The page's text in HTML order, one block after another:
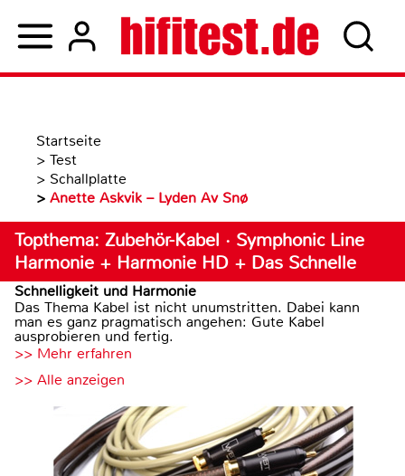
Startseite
> Test
> Schallplatte
> Anette Askvik – Lyden Av Snø
Topthema: Zubehör-Kabel · Symphonic Line
Harmonie + Harmonie HD + Das Schnelle
Schnelligkeit und Harmonie
Das Thema Kabel ist nicht unumstritten. Dabei kann
man es ganz pragmatisch angehen: Gute Kabel
ausprobieren und fertig.
>> Mehr erfahren
>> Alle anzeigen